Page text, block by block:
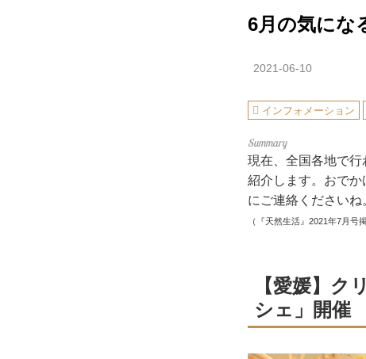
6月の気にな
2021-06-10
インフォメーション
現在、全国各地で
紹介します。おで
にご連絡くださいね
（『天然生活』2021年7月号掲
【愛媛】
シェ」開催